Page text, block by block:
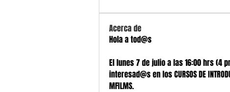
Acerca de
Hola a tod@s
El lunes 7 de julio a las 16:00 hrs (4
interesad@s en los CURSOS DE
MFILMS.